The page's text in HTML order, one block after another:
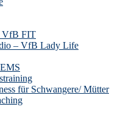
VfB FIT
– VfB Lady Life
für Schwangere/ Mütter